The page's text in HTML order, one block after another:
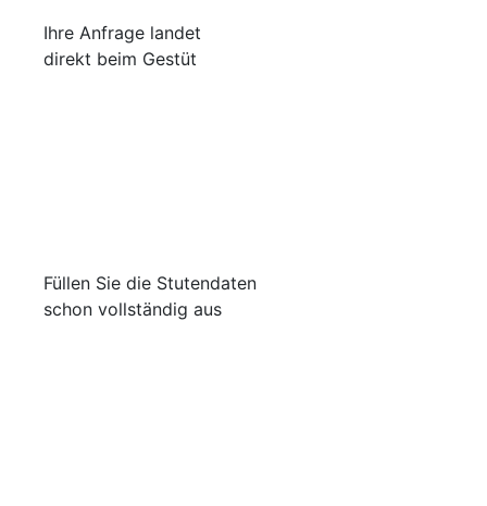
Ihre Anfrage landet
direkt beim Gestüt
Füllen Sie die Stutendaten
schon vollständig aus